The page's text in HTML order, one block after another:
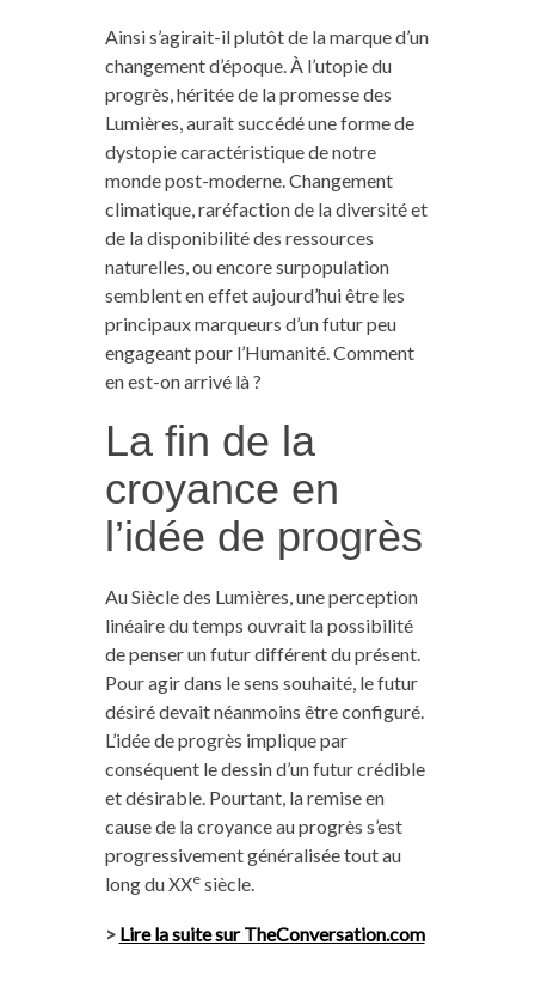
Ainsi s’agirait-il plutôt de la marque d’un
changement d’époque. À l’utopie du
progrès, héritée de la promesse des
Lumières, aurait succédé une forme de
dystopie caractéristique de notre
monde post-moderne. Changement
climatique, raréfaction de la diversité et
de la disponibilité des ressources
naturelles, ou encore surpopulation
semblent en effet aujourd’hui être les
principaux marqueurs d’un futur peu
engageant pour l’Humanité. Comment
en est-on arrivé là ?
La fin de la
croyance en
l’idée de progrès
Au Siècle des Lumières, une perception
linéaire du temps ouvrait la possibilité
de penser un futur différent du présent.
Pour agir dans le sens souhaité, le futur
désiré devait néanmoins être configuré.
L’idée de progrès implique par
conséquent le dessin d’un futur crédible
et désirable. Pourtant, la remise en
cause de la croyance au progrès s’est
progressivement généralisée tout au
long du XXesiècle.
> Lire la suite sur TheConversation.com